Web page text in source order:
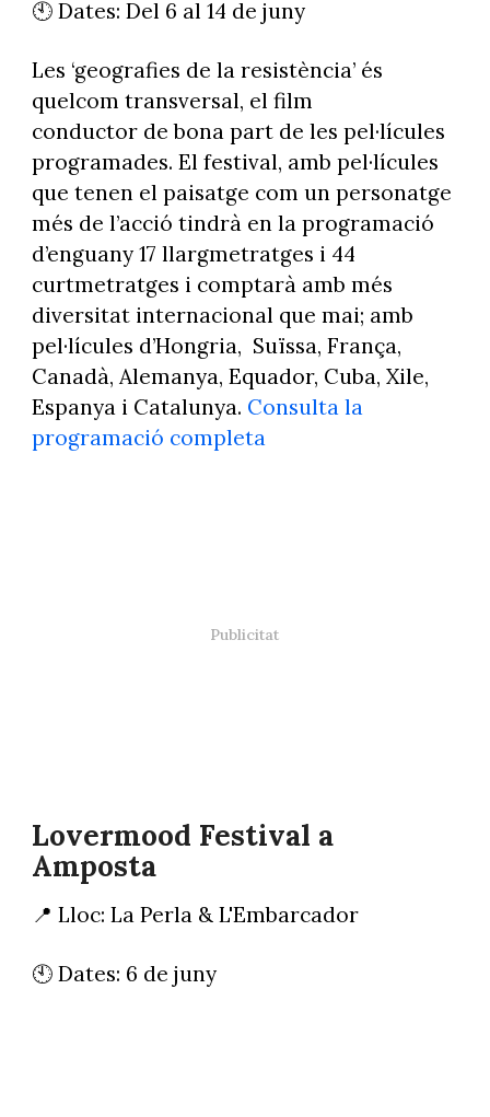
🕙 Dates: Del 6 al 14 de juny
Les ‘geografies de la resistència’ és
quelcom transversal, el film
conductor de bona part de les pel·lícules
programades. El festival, amb pel·lícules
que tenen el paisatge com un personatge
més de l’acció tindrà en la programació
d’enguany 17 llargmetratges i 44
curtmetratges i comptarà amb més
diversitat internacional que mai; amb
pel·lícules d’Hongria, Suïssa, França,
Canadà, Alemanya, Equador, Cuba, Xile,
Espanya i Catalunya. Consulta la
programació completa
Lovermood Festival a
Amposta
📍 Lloc: La Perla & L'Embarcador
🕙 Dates: 6 de juny